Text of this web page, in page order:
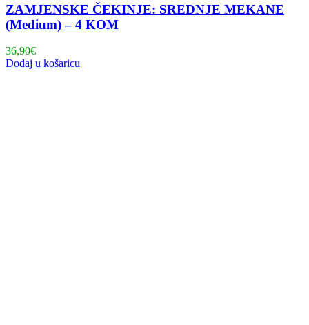
ZAMJENSKE ČEKINJE: SREDNJE MEKANE
(Medium) – 4 KOM
36,90€
Dodaj u košaricu